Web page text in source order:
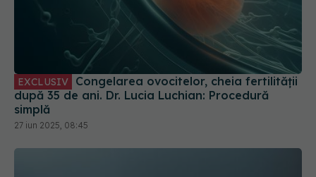
EXCLUSIV Congelarea ovocitelor, cheia fertilității
după 35 de ani. Dr. Lucia Luchian: Procedură
simplă
27 iun 2025, 08:45